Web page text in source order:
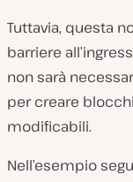
Tuttavia, questa
barriere
non sarà
per creare
modificabili.
Nell’esempio